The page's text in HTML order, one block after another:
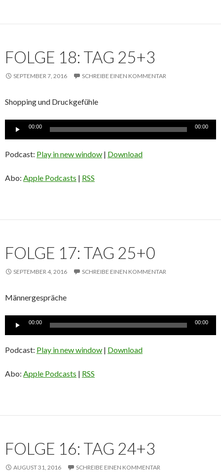
FOLGE 18: TAG 25+3
SEPTEMBER 7, 2016 SCHREIBE EINEN KOMMENTAR
Shopping und Druckgefühle
Audio-
00:00 00:00
Podcast: Play in new window | Download
Abo: Apple Podcasts | RSS
FOLGE 17: TAG 25+0
SEPTEMBER 4, 2016 SCHREIBE EINEN KOMMENTAR
Männergespräche
Audio-
00:00 00:00
Podcast: Play in new window | Download
Abo: Apple Podcasts | RSS
FOLGE 16: TAG 24+3
AUGUST 31, 2016 SCHREIBE EINEN KOMMENTAR